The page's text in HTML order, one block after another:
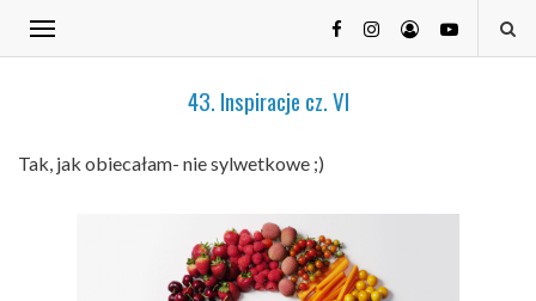
43. Inspiracje cz. VI
Tak, jak obiecałam- nie sylwetkowe ;)